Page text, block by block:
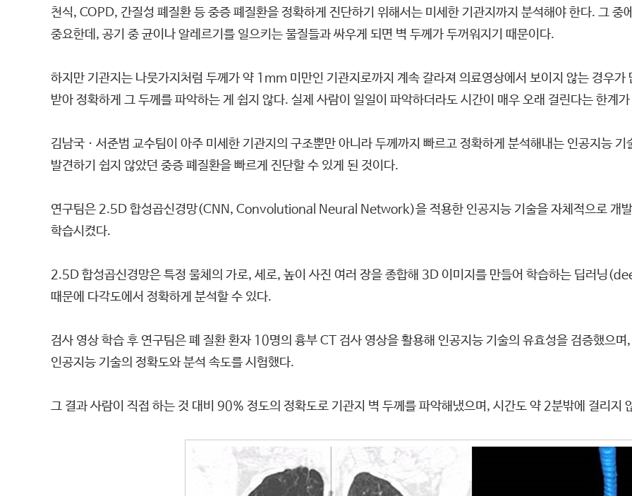
천식, COPD, 간질성 폐질환 등 중증 폐질환을 정확하게 진단하기 위해서는 미세한 기관지까지 분석해야 한다. 그 중
중요한데, 공기 중 균이나 알레르기를 일으키는 물질들과 싸우게 되면 벽 두께가 두꺼워지기 때문이다.
하지만 기관지는 나뭇가지처럼 두께가 약 1mm 미만인 기관지로까지 계속 갈라져 의료영상에서 보이지 않는 경우
받아 정확하게 그 두께를 파악하는 게 쉽지 않다. 실제 사람이 일일이 파악하더라도 시간이 매우 오래 걸린다는 한계
김남국ㆍ서준범 교수팀이 아주 미세한 기관지의 구조뿐만 아니라 두께까지 빠르고 정확하게 분석해내는 인공지능
발견하기 쉽지 않았던 중증 폐질환을 빠르게 진단할 수 있게 된 것이다.
연구팀은 2.5D 합성곱신경망(CNN, Convolutional Neural Network)을 적용한 인공지능 기술을 자체적으로 개
학습시켰다.
2.5D 합성곱신경망은 특정 물체의 가로, 세로, 높이 사진 여러 장을 종합해 3D 이미지를 만들어 학습하는 딥러닝
때문에 다각도에서 정확하게 분석할 수 있다.
검사 영상 학습 후 연구팀은 폐 질환 환자 10명의 흉부 CT 검사 영상을 활용해 인공지능 기술의 유효성을 검증했으
인공지능 기술의 정확도와 분석 속도를 시험했다.
그 결과 사람이 직접 하는 것 대비 90% 정도의 정확도로 기관지 벽 두께를 파악해냈으며, 시간도 약 2분밖에 걸리지